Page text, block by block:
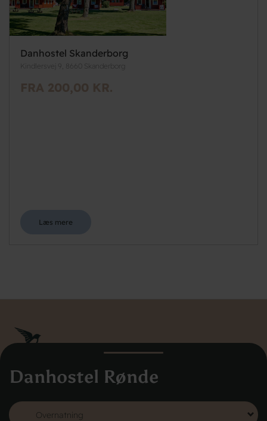
Danhostel Rønde
Danhostel Skanderborg
Kindlersvej 9, 8660 Skanderborg
FRA 200,00 KR.
Læs mere
Danhostel Danmarks Vandrerhjem
Vodroffsvej 32
1900 Frederiksberg